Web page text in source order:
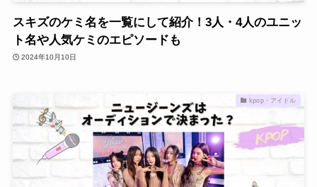
スキズのケミ名を一覧にして紹介！3人・4人のユニッ
ト名や人気ケミのエピソードも
2024年10月10日
kpop・アイドル